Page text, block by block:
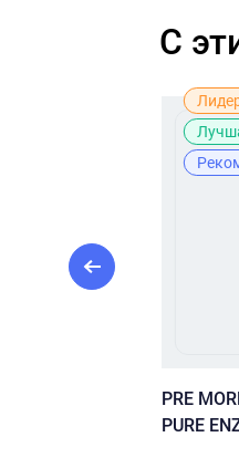
C
PRE
PURE